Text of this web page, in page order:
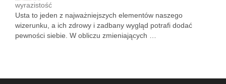
wyrazistość
Usta to jeden z najważniejszych elementów naszego
wizerunku, a ich zdrowy i zadbany wygląd potrafi dodać
pewności siebie. W obliczu zmieniających …